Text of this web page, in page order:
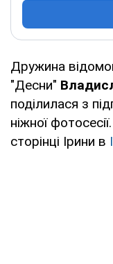
Дружина
"Десни"
поділилася з
ніжної
сторінці Ірини в